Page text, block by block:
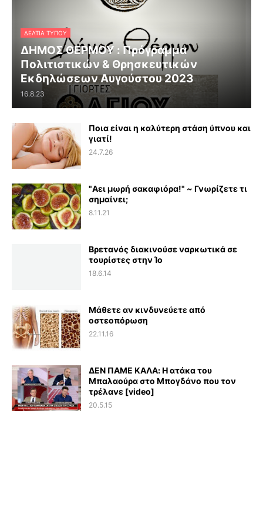
ΔΕΛΤΊΑ ΤΎΠΟΥ
ΔΗΜΟΣ ΘΕΡΜΟΥ : Πρόγραμμα
Πολιτιστικών & Θρησκευτικών
Εκδηλώσεων Αυγούστου 2023
16.8.23
Ποια είναι η καλύτερη στάση ύπνου και
γιατί!
24.7.26
"Αει μωρή σακαφιόρα!" ~ Γνωρίζετε τι
σημαίνει;
8.11.21
Βρετανός διακινούσε ναρκωτικά σε
τουρίστες στην Ίο
18.6.14
Μάθετε αν κινδυνεύετε από
οστεοπόρωση
22.11.16
ΔΕΝ ΠΑΜΕ ΚΑΛΑ: Η ατάκα του
Μπαλαούρα στο Μπογδάνο που τον
τρέλανε [video]
20.5.15